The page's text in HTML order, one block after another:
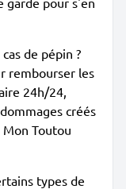
de pépin ?
rembourser les
24h/24,
créés
Toutou
types de